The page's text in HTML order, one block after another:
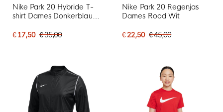
Nike Park 20 Hybride T-
shirt Dames Donkerblauw
€ 17,50 € 35,00
Nike Park 20 Regenjas
Dames Rood Wit
€ 22,50 € 45,00